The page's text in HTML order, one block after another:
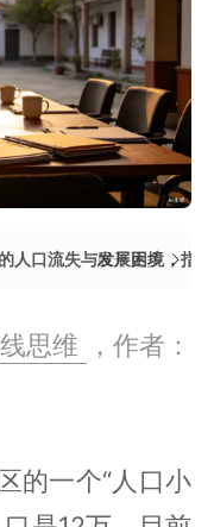
人口流失与发展困境，指
展开更多
思维
，作者：
的一个“人口小